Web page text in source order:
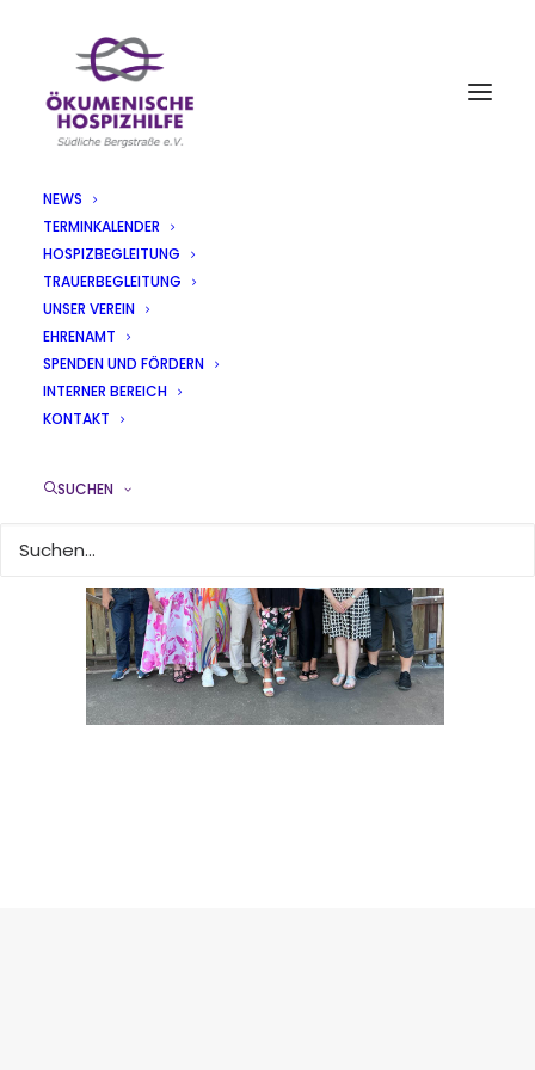
NEWS
TERMINKALENDER
HOSPIZBEGLEITUNG
TRAUERBEGLEITUNG
UNSER VEREIN
EHRENAMT
SPENDEN UND FÖRDERN
INTERNER BEREICH
KONTAKT
SUCHEN
IMG-20230713-WA0000
Home Unser Verein